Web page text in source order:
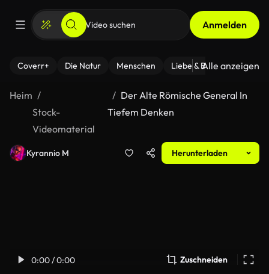
Anmelden
Coverr+ Die Natur Menschen Liebe & Beziehungen
Alle anzeigen
Heim
Stock-
Videomaterial
Der Alte Römische General In
Tiefem Denken
Kyrannio M Herunterladen
0:00 / 0:00 Zuschneiden